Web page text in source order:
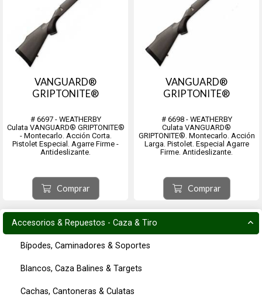
Accesorios & Repuestos - Caza & Tiro
Bípodes, Caminadores & Soportes
Blancos, Caza Balines & Targets
Cachas, Cantoneras & Culatas
VANGUARD®
GRIPTONITE®
# 6697 - WEATHERBY
Culata VANGUARD® GRIPTONITE®
- Montecarlo. Acción Corta.
Pistolet Especial. Agarre Firme -
Antideslizante.
Comprar
VANGUARD®
GRIPTONITE®
# 6698 - WEATHERBY
Culata VANGUARD®
GRIPTONITE®. Montecarlo. Acción
Larga. Pistolet. Especial Agarre
Firme. Antideslizante.
Comprar